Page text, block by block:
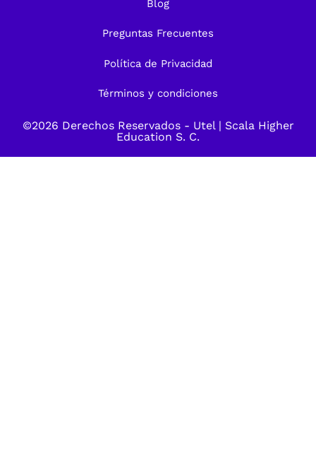
Blog
Preguntas Frecuentes
Política de Privacidad
Términos y condiciones
©2026 Derechos Reservados - Utel | Scala Higher
Education S. C.